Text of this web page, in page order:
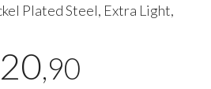
Plated Steel, Extra Light,
20,90